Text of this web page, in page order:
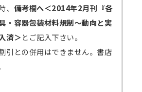
備考欄へ＜2014年2月刊『各
・容器包装材料規制～動向と実
済＞とご記入下さい。
の併用はできません。書店